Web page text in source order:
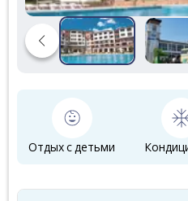
Отдых с детьми